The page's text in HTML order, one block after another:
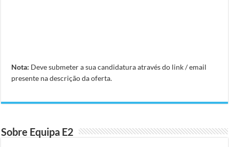
Nota: Deve submeter a sua candidatura através do link / email
presente na descrição da oferta.
Sobre Equipa E2